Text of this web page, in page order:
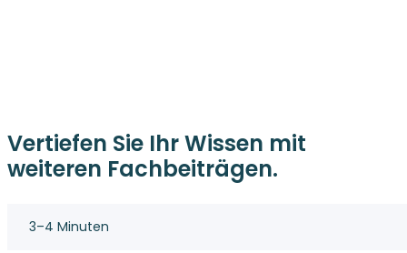
Vertiefen Sie Ihr Wissen mit
weiteren Fachbeiträgen.
3–4 Minuten